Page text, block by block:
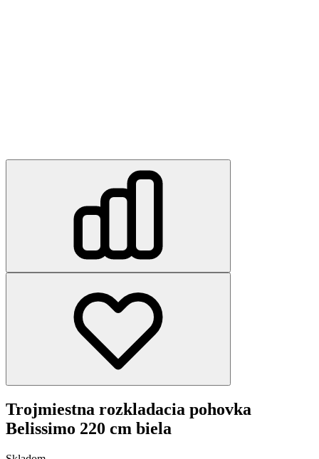
Trojmiestna rozkladacia pohovka
Belissimo 220 cm biela